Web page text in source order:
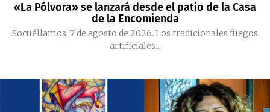
«La Pólvora» se lanzará desde el patio de la Casa
de la Encomienda
Socuéllamos, 7 de agosto de 2026. Los tradicionales fuegos
artificiales...